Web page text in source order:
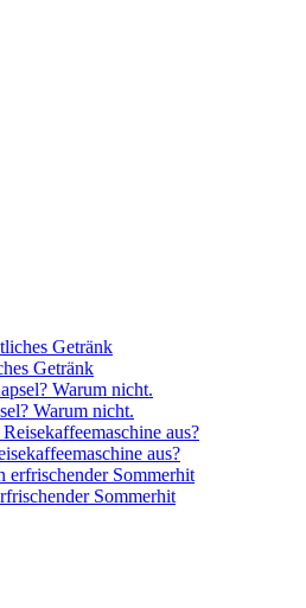
Getränk
Warum nicht.
aus?
Sommerhit